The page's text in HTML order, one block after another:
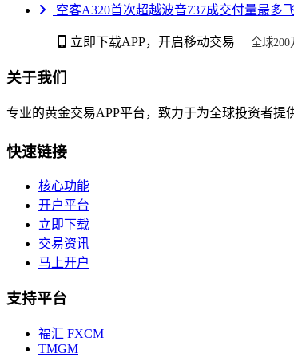
空客A320首次超越波音737成交付量最多
立即下载APP，开启移动交易 全球200
关于我们
专业的黄金交易APP平台，致力于为全球投资者提
快速链接
核心功能
开户平台
立即下载
交易资讯
马上开户
支持平台
福汇 FXCM
TMGM